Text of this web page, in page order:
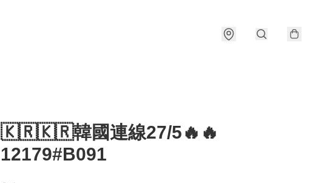
🇰🇷🇰🇷韓國連線27/5🔥🔥
12179#B091